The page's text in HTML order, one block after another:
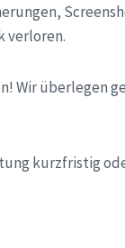
verloren.
Wir überlegen
kurzfristig